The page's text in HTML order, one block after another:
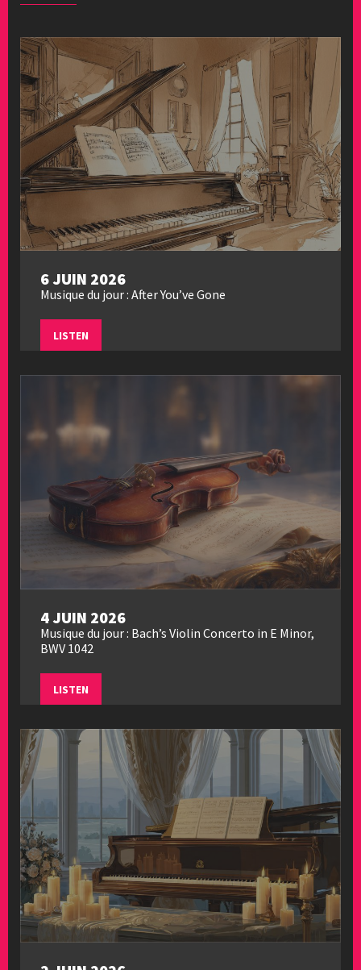
6 JUIN 2026
Musique du jour : After You’ve Gone
LISTEN
4 JUIN 2026
Musique du jour : Bach’s Violin Concerto in E Minor,
BWV 1042
LISTEN